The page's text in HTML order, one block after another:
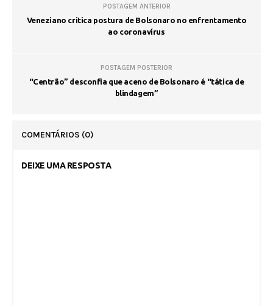
POSTAGEM ANTERIOR
Veneziano critica postura de Bolsonaro no enfrentamento
ao coronavírus
POSTAGEM POSTERIOR
“Centrão” desconfia que aceno de Bolsonaro é “tática de
blindagem”
COMENTÁRIOS (0)
DEIXE UMA RESPOSTA